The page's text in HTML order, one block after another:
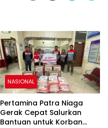
NASIONAL
Pertamina Patra Niaga
Gerak Cepat Salurkan
Bantuan untuk Korban